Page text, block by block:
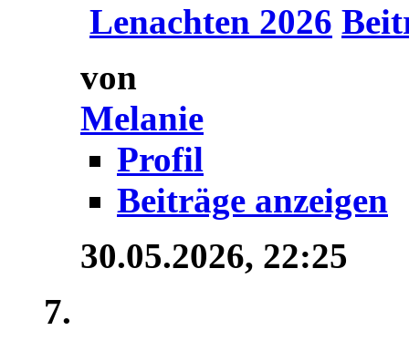
Lenachten 2026
von
Melanie
Profil
Beiträge anzeigen
30.05.2026, 22:25